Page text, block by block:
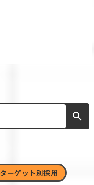
search
ターゲット別採用